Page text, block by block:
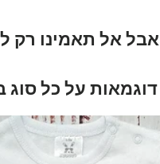
אבל אל תאמינו רק
דוגמאות על כל סוג